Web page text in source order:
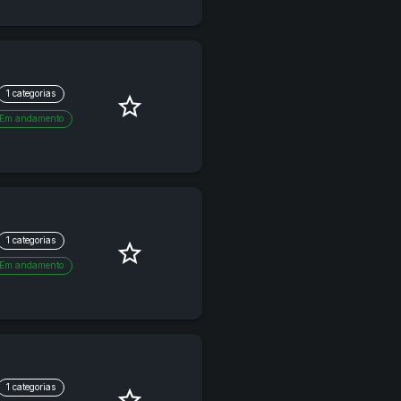
1 categorias
Em andamento star_border
1 categorias
Em andamento star_border
1 categorias